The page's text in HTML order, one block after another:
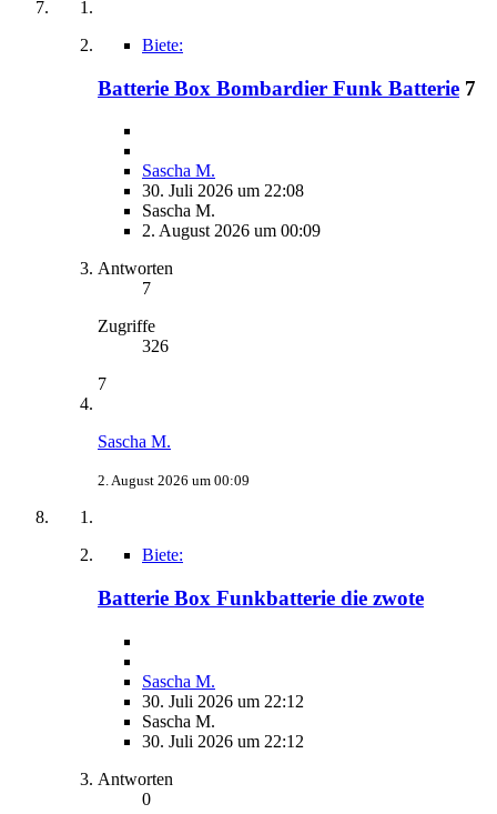
Biete:
Batterie Box Bombardier Funk Batterie 7
Sascha M.
30. Juli 2026 um 22:08
Sascha M.
2. August 2026 um 00:09
Antworten
7
Zugriffe
326
7
Sascha M.
2. August 2026 um 00:09
Biete:
Batterie Box Funkbatterie die zwote
Sascha M.
30. Juli 2026 um 22:12
Sascha M.
30. Juli 2026 um 22:12
Antworten
0